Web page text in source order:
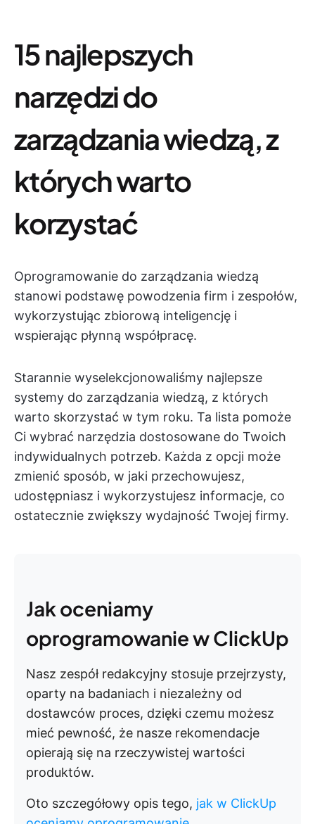
15 najlepszych
narzędzi do
zarządzania wiedzą, z
których warto
korzystać
Oprogramowanie do zarządzania wiedzą
stanowi podstawę powodzenia firm i zespołów,
wykorzystując zbiorową inteligencję i
wspierając płynną współpracę.
Starannie wyselekcjonowaliśmy najlepsze
systemy do zarządzania wiedzą, z których
warto skorzystać w tym roku. Ta lista pomoże
Ci wybrać narzędzia dostosowane do Twoich
indywidualnych potrzeb. Każda z opcji może
zmienić sposób, w jaki przechowujesz,
udostępniasz i wykorzystujesz informacje, co
ostatecznie zwiększy wydajność Twojej firmy.
Jak oceniamy
oprogramowanie w ClickUp
Nasz zespół redakcyjny stosuje przejrzysty,
oparty na badaniach i niezależny od
dostawców proces, dzięki czemu możesz
mieć pewność, że nasze rekomendacje
opierają się na rzeczywistej wartości
produktów.
Oto szczegółowy opis tego, jak w ClickUp